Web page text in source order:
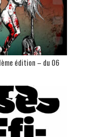
édition – du 06